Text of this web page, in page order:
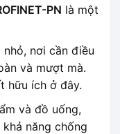
PN là một
nơi cần điều
và mượt mà.
hữu ích ở đây.
và đồ uống,
năng chống